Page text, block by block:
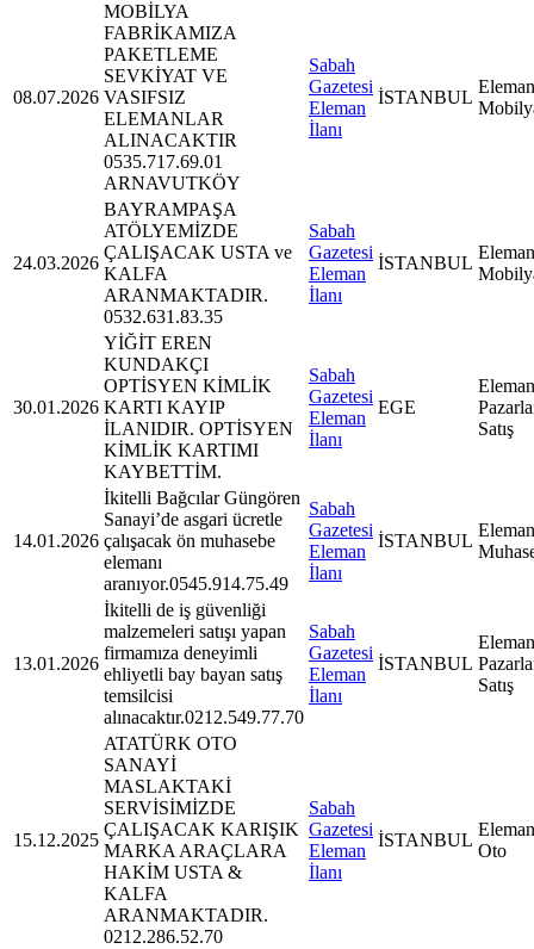
08.07.2026
MOBİLYA
FABRİKAMIZA
PAKETLEME
SEVKİYAT VE
VASIFSIZ
ELEMANLAR
ALINACAKTIR
0535.717.69.01
ARNAVUTKÖY
Sabah
Gazetesi
Eleman
İlanı
İSTANBUL
24.03.2026
BAYRAMPAŞA
ATÖLYEMİZDE
ÇALIŞACAK USTA ve
KALFA
ARANMAKTADIR.
0532.631.83.35
Sabah
Gazetesi
Eleman
İlanı
İSTANBUL
30.01.2026
YİĞİT EREN
KUNDAKÇI
OPTİSYEN KİMLİK
KARTI KAYIP
İLANIDIR. OPTİSYEN
KİMLİK KARTIMI
KAYBETTİM.
Sabah
Gazetesi
Eleman
İlanı
EGE
Satış
14.01.2026
İkitelli Bağcılar Güngören
Sanayi’de asgari ücretle
çalışacak ön muhasebe
elemanı
aranıyor.0545.914.75.49
Sabah
Gazetesi
Eleman
İlanı
İSTANBUL
13.01.2026
İkitelli de iş güvenliği
malzemeleri satışı yapan
firmamıza deneyimli
ehliyetli bay bayan satış
temsilcisi
alınacaktır.0212.549.77.70
Sabah
Gazetesi
Eleman
İlanı
İSTANBUL
Satış
15.12.2025
ATATÜRK OTO
SANAYİ
MASLAKTAKİ
SERVİSİMİZDE
ÇALIŞACAK KARIŞIK
MARKA ARAÇLARA
HAKİM USTA &
KALFA
ARANMAKTADIR.
0212.286.52.70
Sabah
Gazetesi
Eleman
İlanı
İSTANBUL
Oto